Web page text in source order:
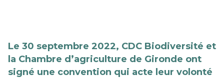
Le 30 septembre 2022, CDC Biodiversité et
la Chambre d’agriculture de Gironde ont
signé une convention qui acte leur volonté